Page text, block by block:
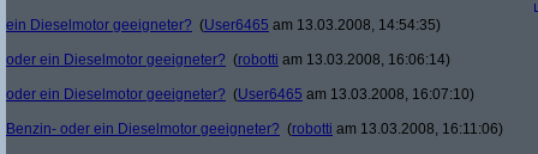
ein Dieselmotor geeigneter? (User6465 am 13.03.2008, 14:54:35)
oder ein Dieselmotor geeigneter? (robotti am 13.03.2008, 16:06:14)
oder ein Dieselmotor geeigneter? (User6465 am 13.03.2008, 16:07:10)
Benzin- oder ein Dieselmotor geeigneter? (robotti am 13.03.2008, 16:11:06)